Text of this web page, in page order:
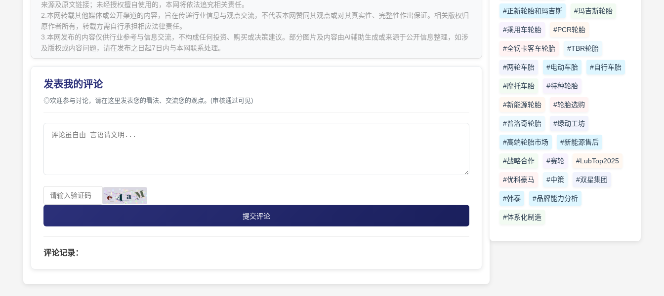
来源及原文链接；未经授权擅自使用的，本网将依法追究相关责任。
2.本网转载其他媒体或公开渠道的内容，旨在传递行业信息与观点交流，不代表本网赞同其观点或对其真实性、完整性作出保证。相关版权归
原作者所有，转载方需自行承担相应法律责任。
3.本网发布的内容仅供行业参考与信息交流，不构成任何投资、购买或决策建议。部分图片及内容由AI辅助生成或来源于公开信息整理，如涉
及版权或内容问题，请在发布之日起7日内与本网联系处理。
发表我的评论
◎欢迎参与讨论，请在这里发表您的看法、交流您的观点。(审核通过可见)
提交评论
评论记录：
#正新轮胎和玛吉斯 #玛吉斯轮胎
#乘用车轮胎 #PCR轮胎
#全钢卡客车轮胎 #TBR轮胎
#两轮车胎 #电动车胎 #自行车胎
#摩托车胎 #特种轮胎
#新能源轮胎 #轮胎选购
#普洛奇轮胎 #绿动工坊
#高端轮胎市场 #新能源售后
#战略合作 #赛轮 #LubTop2025
#优科豪马 #中策 #双星集团
#韩泰 #品牌能力分析
#体系化制造